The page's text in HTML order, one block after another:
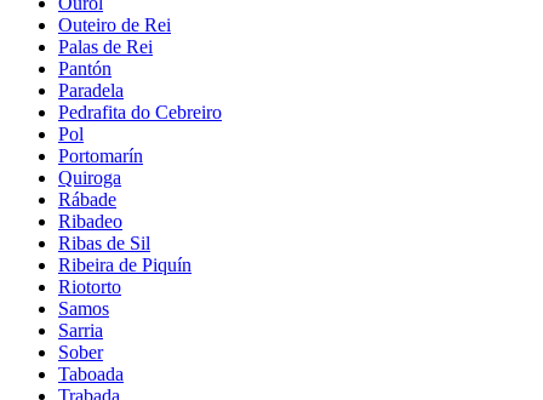
Outeiro de Rei
Palas de Rei
Pantón
Paradela
Pedrafita do Cebreiro
Pol
Portomarín
Quiroga
Rábade
Ribadeo
Ribas de Sil
Ribeira de Piquín
Riotorto
Samos
Sarria
Sober
Taboada
Trabada